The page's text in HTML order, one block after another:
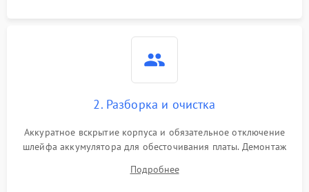
2. Разборка и очистка
Аккуратное вскрытие корпуса и обязательное отключение
шлейфа аккумулятора для обесточивания платы. Демонтаж
высохшей термопасты с кристаллов чипов.
Подробнее